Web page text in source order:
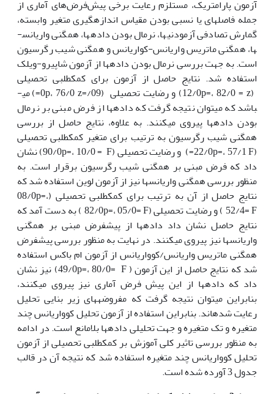
آزمون پارامتریک، مستلزم رعایت برخی پیش‌فرض‌های آماری از
جمله فاصله­ای یا نسبی بودن مقیاس اندازه­گیری متغیر وابسته،
گمارش تصادفی آزمودنی­ها، نرمال بودن داده­ها، همگنی واریانس­
ها، همگنی ماتریس واریانس-کواریانس و همگنی شیب رگرسیون
است. به جهت بررسی نرمال بودن داده­ها از آزمون شاپیرو-ویلک
استفاده شد. نتایج حاصل از آزمون برای کمک­طلبی تحصیلی
(12/0p=، 82/0 = z) و رضایت تحصیلی (09/=0p، 76/0 z=) می­
باشد که می­توان نتیجه گرفت که داده­ها از فرض مبنی بر نرمال
بودن داده­ها پیروی می­کنند. به علاوه، نتایج حاصل از بررسی
همگنی شیب رگرسیون به ترتیب برای متغیر کمک­طلبی تحصیلی
(22/0p=، 57/1 F=) و رضایت تحصیلی (90/0p=، 10/0 = F) نشان
داد که فرض مبنی بر همگنی شیب رگرسیون برقرار است. به
منظور بررسی همگنی واریانس­ها نیز از آزمون لوین استفاده شد که
نتایج حاصل از آن به ترتیب برای کمک­طلبی تحصیلی (08/0p=،
52/4= F ) و رضایت تحصیلی (82/0p=، 05/0= F ) به دست آمد که
نتایج حاصل نشان داد داده­ها از پیش­فرض مبنی بر همگنی
واریانس­ها نیز پیروی می­کنند. در نهایت به منظور بررسی پیش­فرض
همگنی ماتریس واریانس/کوواریانس از آزمون ام باکس استفاده
شد که نتایج حاصل از این آزمون ( 49/0p=، 80/0= F) نیز نشان
داد که داده­ها از این پیش فرض آماری نیز پیروی می­کنند،
بنابراین می­توان نتیجه گرفت که مفروضه­های زیر بنایی تحلیل
رعایت شده­اند. بنابراین استفاده از آزمون تحلیل کوواریانس چند
متغیره و تک متغیره و جهت تحلیلی داده­ها بلامانع است. در ادامه
به منظور بررسی تاثیر کلی آموزش بر کمک­طلبی تحصیلی از آزمون
تحلیل کوواریانس چند متغیره استفاده شد که نتیجه آن در قالب
جدول 3 آورده شده است.